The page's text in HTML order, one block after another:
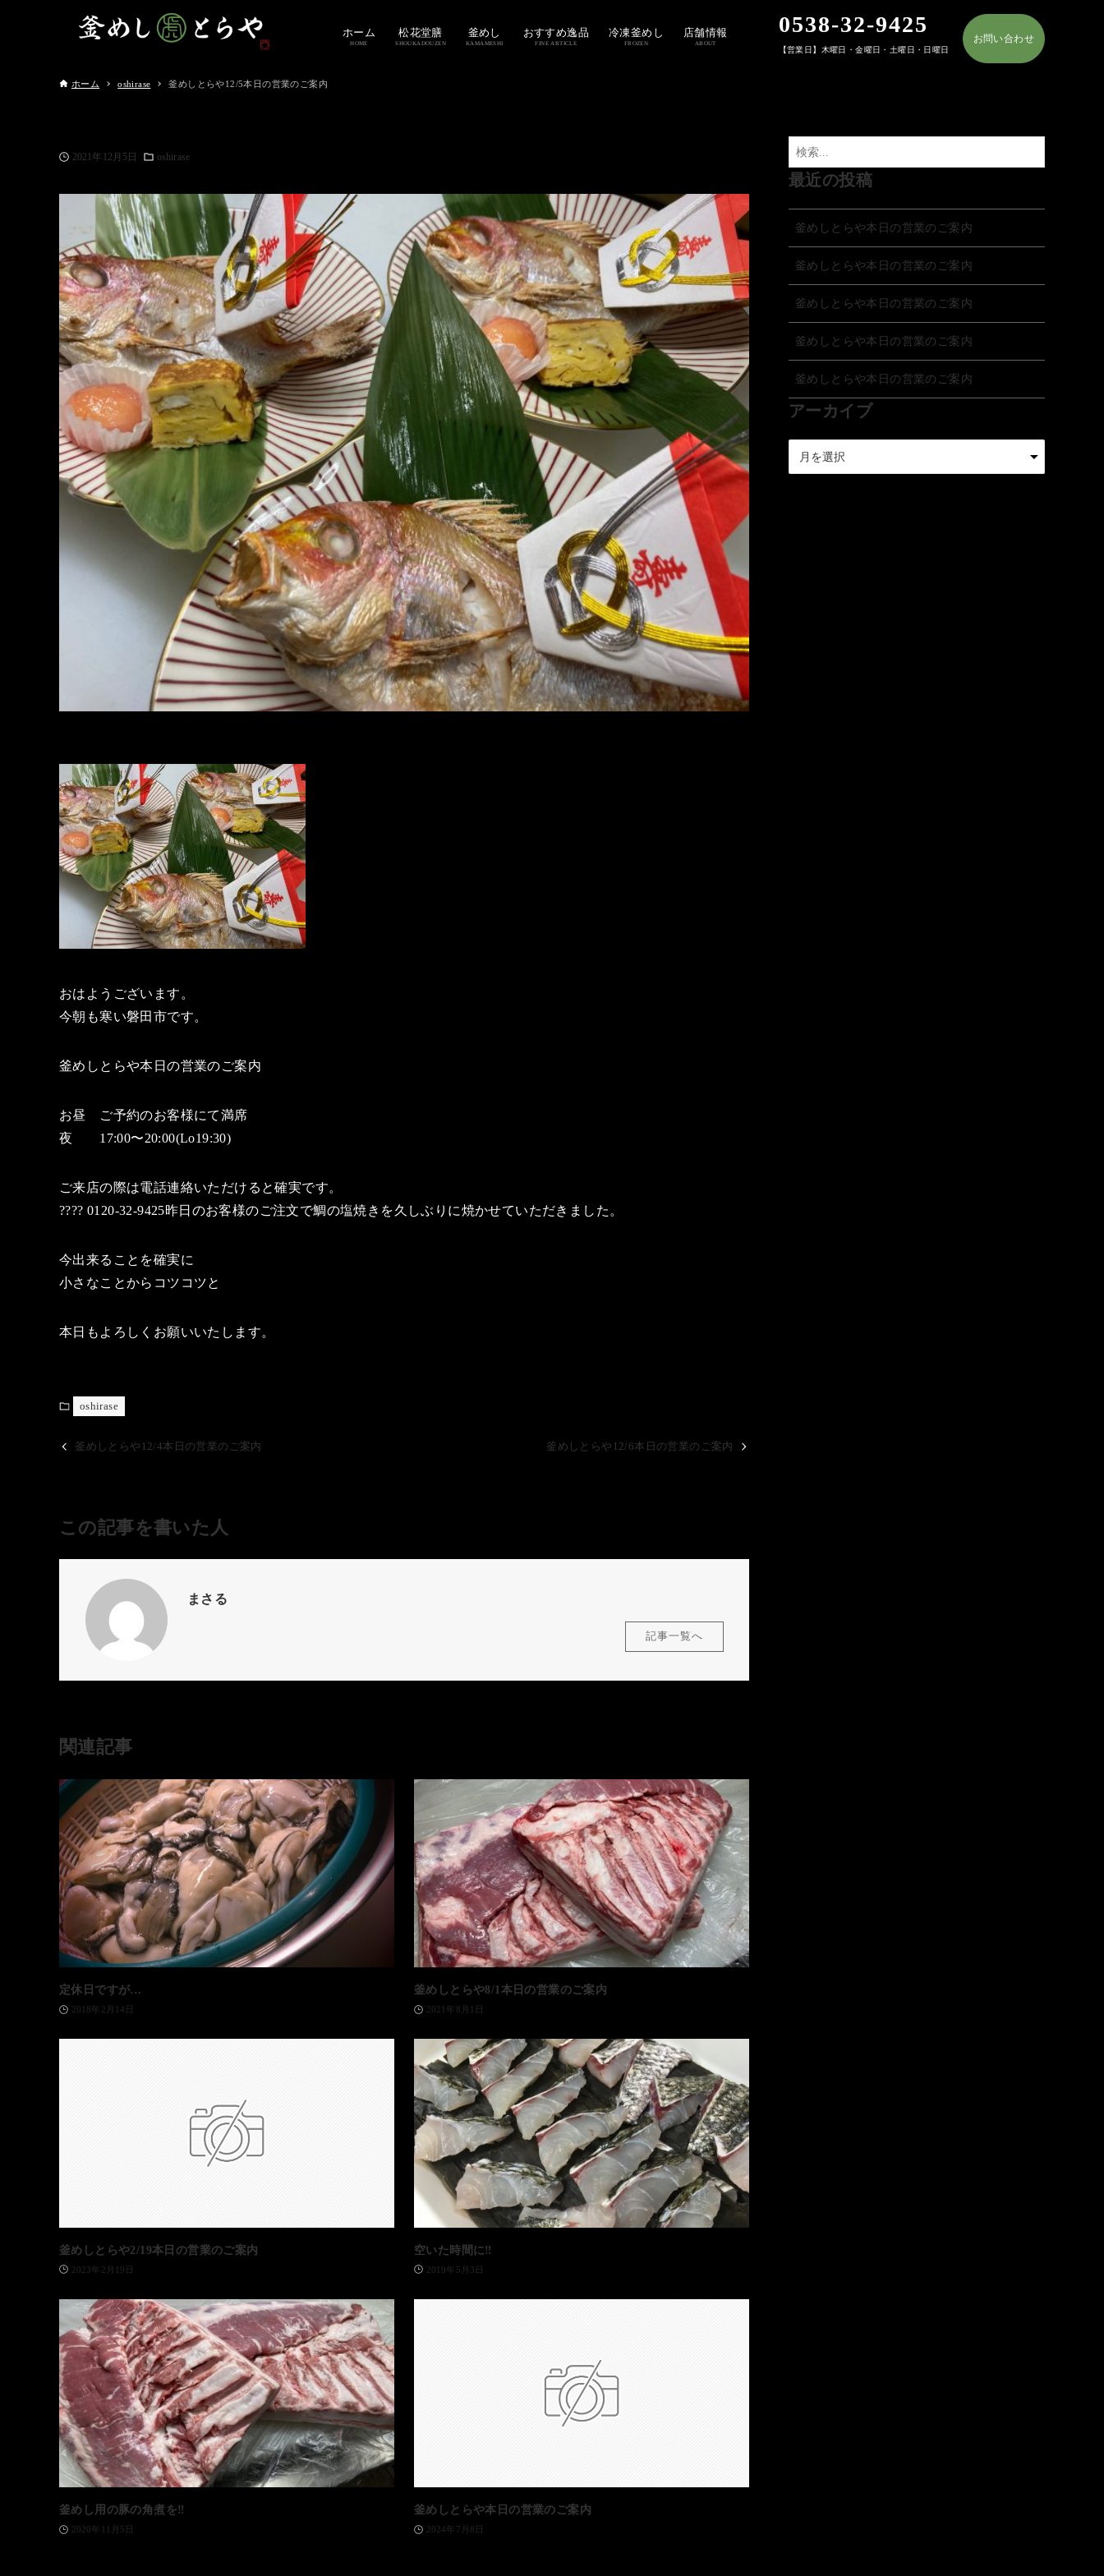
ホーム
HOME
松花堂膳
SHOUKADOUZEN
釜めし
KAMAMESHI
おすすめ逸品
FINE ARTICLE
冷凍釜めし
FROZEN
店舗情報
ABOUT
0538-32-9425
【営業日】木曜日・金曜日・土曜日・日曜日
お問い合わせ
ホーム oshirase 釜めしとらや12/5本日の営業のご案内
2021年12月5日 oshirase
おはようございます。
今朝も寒い磐田市です。
釜めしとらや本日の営業のご案内
お昼 ご予約のお客様にて満席
夜 17:00〜20:00(Lo19:30)
ご来店の際は電話連絡いただけると確実です。
???? 0120-32-9425昨日のお客様のご注文で鯛の塩焼きを久しぶりに焼かせていただきました。
今出来ることを確実に
小さなことからコツコツと
本日もよろしくお願いいたします。
oshirase
釜めしとらや12/4本日の営業のご案内 釜めしとらや12/6本日の営業のご案内
この記事を書いた人
まさる
記事一覧へ
関連記事
定休日ですが…
2018年2月14日
釜めしとらや8/1本日の営業のご案内
2021年8月1日
釜めしとらや2/19本日の営業のご案内
2023年2月19日
空いた時間に‼️
2019年5月3日
釜めし用の豚の角煮を‼️
2020年11月5日
釜めしとらや本日の営業のご案内
2024年7月8日
最近の投稿
釜めしとらや本日の営業のご案内
釜めしとらや本日の営業のご案内
釜めしとらや本日の営業のご案内
釜めしとらや本日の営業のご案内
釜めしとらや本日の営業のご案内
アーカイブ